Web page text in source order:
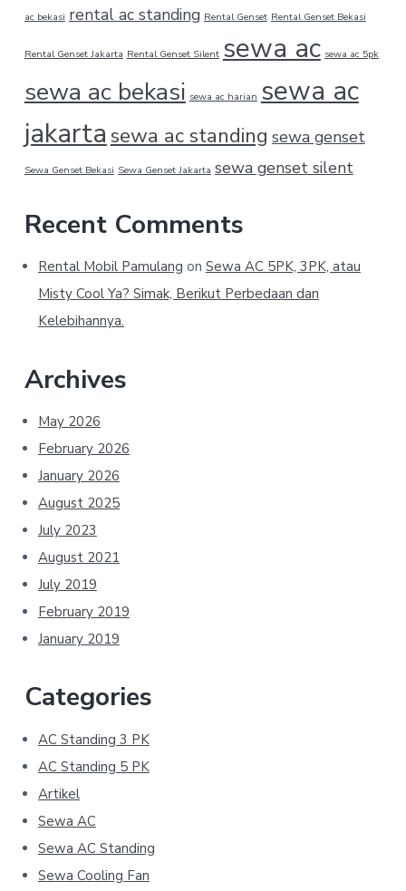
ac bekasi rental ac standing Rental Genset Rental Genset Bekasi
Rental Genset Jakarta Rental Genset Silent sewa ac sewa ac 5pk
sewa ac bekasi sewa ac harian sewa ac
jakartasewa ac standing sewa genset
Sewa Genset Bekasi Sewa Genset Jakarta sewa genset silent
Recent Comments
Rental Mobil Pamulang on Sewa AC 5PK, 3PK, atau
Misty Cool Ya? Simak, Berikut Perbedaan dan
Kelebihannya.
Archives
May 2026
February 2026
January 2026
August 2025
July 2023
August 2021
July 2019
February 2019
January 2019
Categories
AC Standing 3 PK
AC Standing 5 PK
Artikel
Sewa AC
Sewa AC Standing
Sewa Cooling Fan